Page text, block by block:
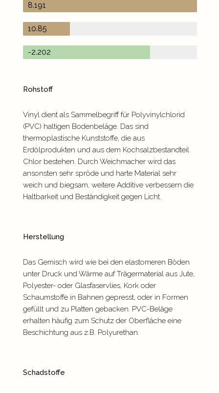
8.191
10.85
-2.202
Rohstoff
Vinyl dient als Sammelbegriff für Polyvinylchlorid
(PVC) haltigen Bodenbeläge. Das sind
thermoplastische Kunststoffe, die aus
Erdölprodukten und aus dem Kochsalzbestandteil
Chlor bestehen. Durch Weichmacher wird das
ansonsten sehr spröde und harte Material sehr
weich und biegsam, weitere Additive verbessern die
Haltbarkeit und Beständigkeit gegen Licht.
Herstellung
Das Gemisch wird wie bei den elastomeren Böden
unter Druck und Wärme auf Trägermaterial aus Jute,
Polyester- oder Glasfaservlies, Kork oder
Schaumstoffe in Bahnen gepresst, oder in Formen
gefüllt und zu Platten gebacken. PVC-Beläge
erhalten häufig zum Schutz der Oberfläche eine
Beschichtung aus z.B. Polyurethan.
Schadstoffe